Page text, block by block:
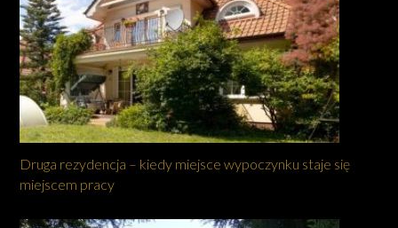
Druga rezydencja – kiedy miejsce wypoczynku staje się
miejscem pracy